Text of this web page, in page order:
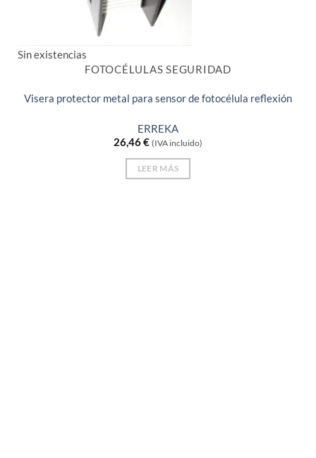
Sin existencias
FOTOCÉLULAS SEGURIDAD
Visera protector metal para sensor de fotocélula reflexión
ERREKA
26,46€ (IVA incluido)
LEER MÁS